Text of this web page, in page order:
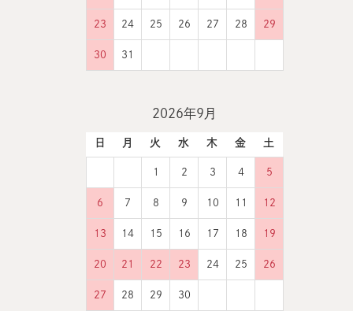
23 24 25 26 27 28 29
30 31
2026年9月
日 月 火 水 木 金 土
1 2 3 4 5
6 7 8 9 10 11 12
13 14 15 16 17 18 19
20 21 22 23 24 25 26
27 28 29 30